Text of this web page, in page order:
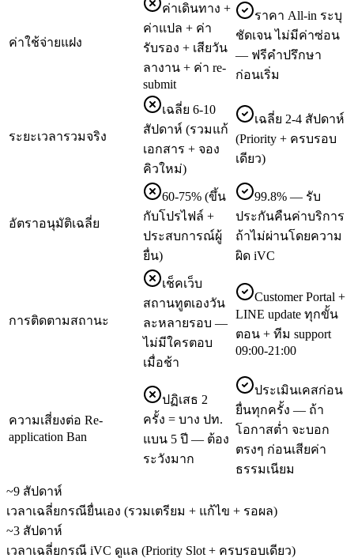
ค่าใช้จ่ายแฝง
ค่าเดินทาง +
ค่าแปล + ค่า
รับรอง + เสียวัน
ลางาน + ค่า re-
submit
ราคา All-in ระบุ
ชัดเจน ไม่มีค่าซ่อน
— ฟรีคำปรึกษา
ก่อนเริ่ม
ระยะเวลารวมจริง
เฉลี่ย 6-10
สัปดาห์ (รวมแก้
เอกสาร + จอง
คิวใหม่)
เฉลี่ย 2-4 สัปดาห์
(Priority + ครบรอบ
เดียว)
อัตราอนุมัติเฉลี่ย
60-75% (ขึ้น
กับโปรไฟล์ +
ประสบการณ์ผู้
ยื่น)
99.8% — รับ
ประกันคืนค่าบริการ
ถ้าไม่ผ่านโดยความ
ผิด iVC
การติดตามสถานะ
เช็คเว็บ
สถานทูตเองวัน
ละหลายรอบ —
ไม่มีใครตอบ
เมื่อช้า
Customer Portal +
LINE update ทุกขั้น
ตอน + ทีม support
09:00-21:00
ความเสี่ยงต่อ Re-
application Ban
ปฏิเสธ 2
ครั้ง = บาง ปท.
แบน 5 ปี — ต้อง
ระวังมาก
ประเมินเคสก่อน
ยื่นทุกครั้ง — ถ้า
โอกาสต่ำ จะบอก
ตรงๆ ก่อนเสียค่า
ธรรมเนียม
~9 สัปดาห์
เวลาเฉลี่ยกรณียื่นเอง (รวมเตรียม + แก้ไข + รอผล)
~3 สัปดาห์
เวลาเฉลี่ยกรณี iVC ดูแล (Priority Slot + ครบรอบเดียว)